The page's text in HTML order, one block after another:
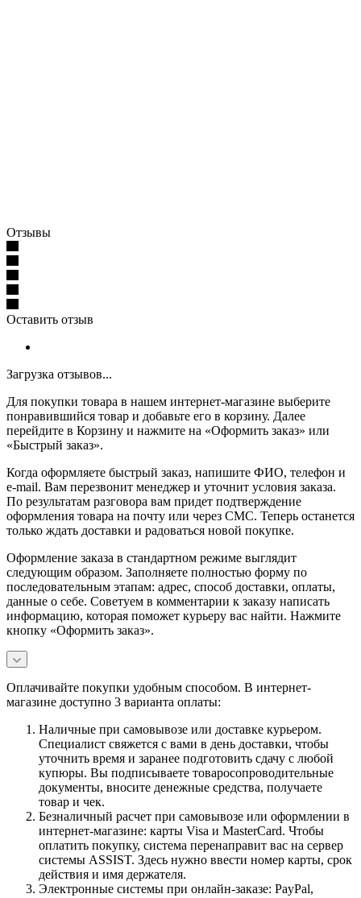
Отзывы
Оставить отзыв
Загрузка отзывов...
Для покупки товара в нашем интернет-магазине выберите
понравившийся товар и добавьте его в корзину. Далее
перейдите в Корзину и нажмите на «Оформить заказ» или
«Быстрый заказ».
Когда оформляете быстрый заказ, напишите ФИО, телефон и
e-mail. Вам перезвонит менеджер и уточнит условия заказа.
По результатам разговора вам придет подтверждение
оформления товара на почту или через СМС. Теперь останется
только ждать доставки и радоваться новой покупке.
Оформление заказа в стандартном режиме выглядит
следующим образом. Заполняете полностью форму по
последовательным этапам: адрес, способ доставки, оплаты,
данные о себе. Советуем в комментарии к заказу написать
информацию, которая поможет курьеру вас найти. Нажмите
кнопку «Оформить заказ».
Оплачивайте покупки удобным способом. В интернет-
магазине доступно 3 варианта оплаты:
Наличные при самовывозе или доставке курьером.
Специалист свяжется с вами в день доставки, чтобы
уточнить время и заранее подготовить сдачу с любой
купюры. Вы подписываете товаросопроводительные
документы, вносите денежные средства, получаете
товар и чек.
Безналичный расчет при самовывозе или оформлении в
интернет-магазине: карты Visa и MasterCard. Чтобы
оплатить покупку, система перенаправит вас на сервер
системы ASSIST. Здесь нужно ввести номер карты, срок
действия и имя держателя.
Электронные системы при онлайн-заказе: PayPal,